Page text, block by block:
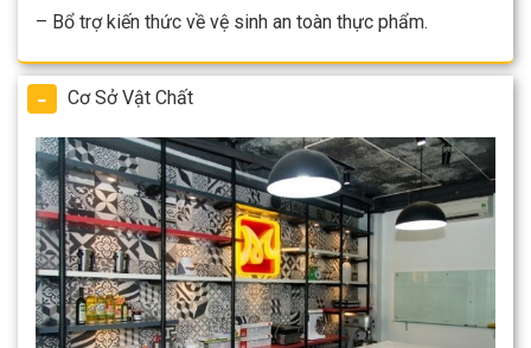
– Bổ trợ kiến thức về vệ sinh an toàn thực phẩm.
Cơ Sở Vật Chất